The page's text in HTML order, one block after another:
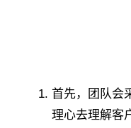
首先，团队会
理心去理解客